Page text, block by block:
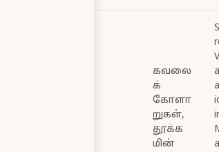
கவலை
க்
கோளா
றுகள்,
தூக்க
மின்
a